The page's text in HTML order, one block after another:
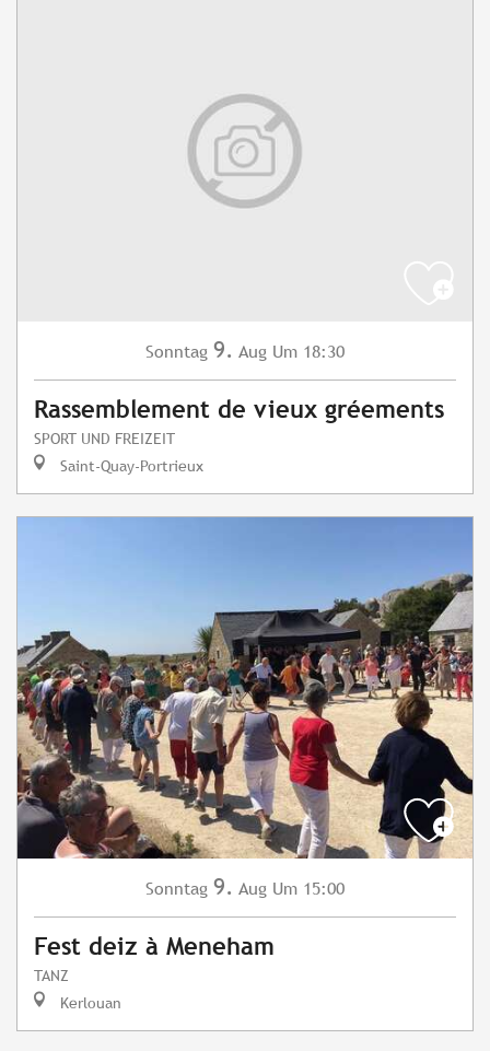
Sonntag 9. Aug Um 18:30
Rassemblement de vieux gréements
SPORT UND FREIZEIT
Saint-Quay-Portrieux
Sonntag 9. Aug Um 15:00
Fest deiz à Meneham
TANZ
Kerlouan